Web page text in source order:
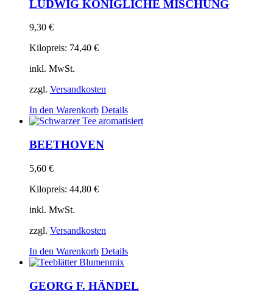
LUDWIG KÖNIGLICHE MISCHUNG
9,30 €
Kilopreis: 74,40 €
inkl. MwSt.
zzgl. Versandkosten
In den Warenkorb Details
BEETHOVEN
5,60 €
Kilopreis: 44,80 €
inkl. MwSt.
zzgl. Versandkosten
In den Warenkorb Details
GEORG F. HÄNDEL